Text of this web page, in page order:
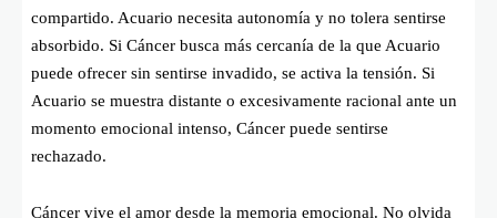
compartido. Acuario necesita autonomía y no tolera sentirse
absorbido. Si Cáncer busca más cercanía de la que Acuario
puede ofrecer sin sentirse invadido, se activa la tensión. Si
Acuario se muestra distante o excesivamente racional ante un
momento emocional intenso, Cáncer puede sentirse
rechazado.
Cáncer vive el amor desde la memoria emocional. No olvida